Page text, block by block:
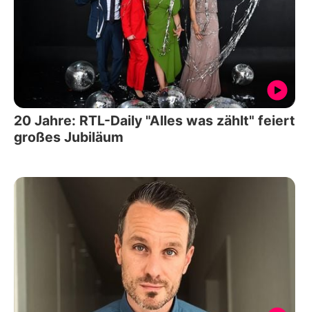
20 Jahre: RTL-Daily "Alles was zählt" feiert
großes Jubiläum